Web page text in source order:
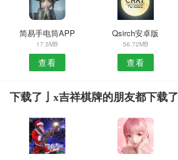
简易手电筒APP
17.5MB
查看
Qsirch安卓版
56.72MB
查看
下载了亅x吉祥棋牌的朋友都下载了